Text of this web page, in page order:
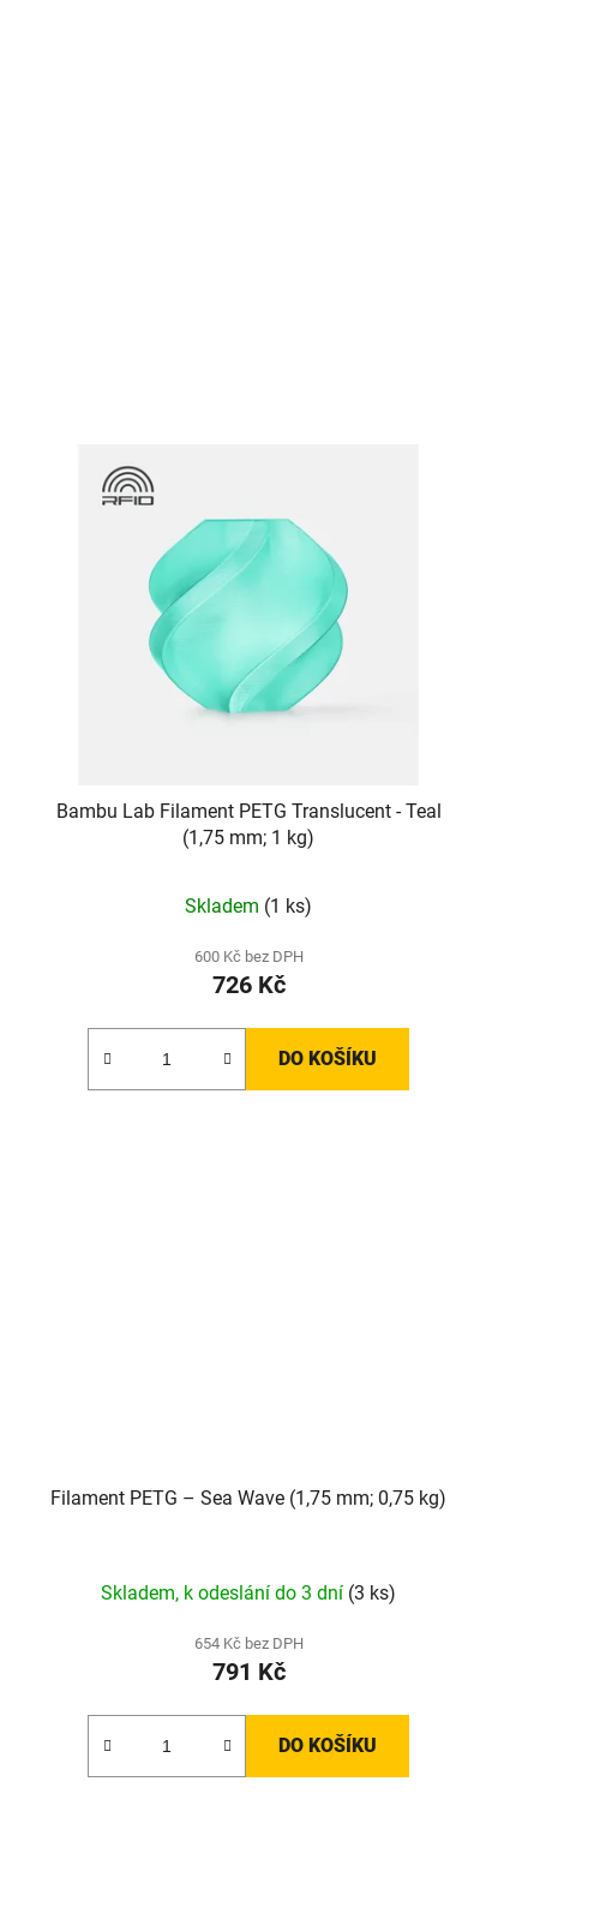
Bambu Lab Filament PETG Translucent - Teal
(1,75 mm; 1 kg)
Skladem (1 ks)
600 Kč bez DPH
726 Kč
DO KOŠÍKU
Filament PETG – Sea Wave (1,75 mm; 0,75 kg)
Skladem, k odeslání do 3 dní (3 ks)
654 Kč bez DPH
791 Kč
DO KOŠÍKU